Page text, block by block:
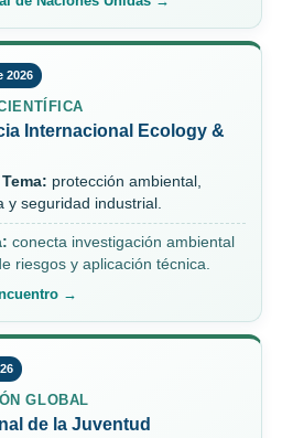
2026
Internacional Ecology &
Tema: protección ambiental,
y seguridad industrial.
conecta investigación ambiental
riesgos y aplicación técnica.
→
GLOBAL
de la Juventud